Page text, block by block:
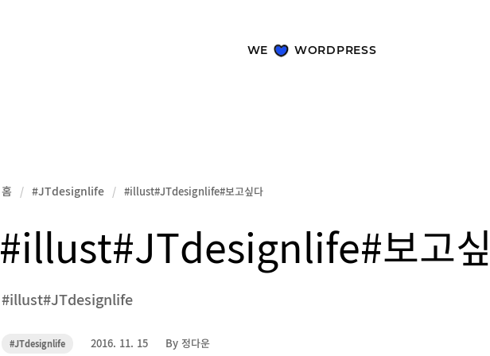
WE WORDPRESS
홈 / #JTdesignlife / #illust#JTdesignlife#보고싶다
#illust#JTdesignlife#보고
#illust#JTdesignlife
카
#JTdesignlife
작
2016. 11. 15
작
By 정다운